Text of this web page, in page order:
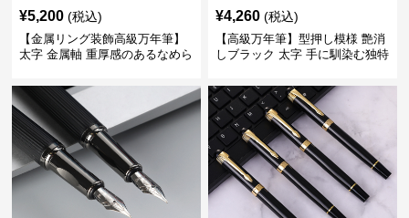
¥5,200 (税込)
【金属リング装飾高級万年筆】
太字 金属軸 重厚感のあるなめら
きに最適
¥4,260 (税込)
【高級万年筆】型押し模様 艶消
しブラック 太字 手に馴染む独特
くい